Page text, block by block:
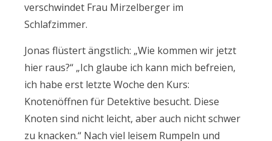
verschwindet Frau Mirzelberger im
Schlafzimmer.
Jonas flüstert ängstlich: „Wie kommen wir jetzt
hier raus?“ „Ich glaube ich kann mich befreien,
ich habe erst letzte Woche den Kurs:
Knotenöffnen für Detektive besucht. Diese
Knoten sind nicht leicht, aber auch nicht schwer
zu knacken.“ Nach viel leisem Rumpeln und